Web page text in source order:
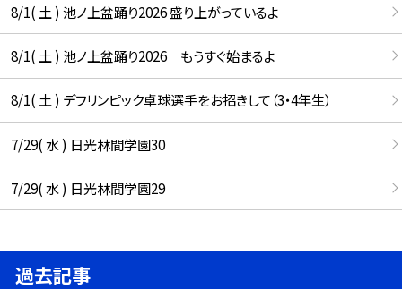
8/1( 土 ) 池ノ上盆踊り2026 盛り上がっているよ
8/1( 土 ) 池ノ上盆踊り2026 もうすぐ始まるよ
8/1( 土 ) デフリンピック卓球選手をお招きして（3・4年生）
7/29( 水 ) 日光林間学園30
7/29( 水 ) 日光林間学園29
過去記事